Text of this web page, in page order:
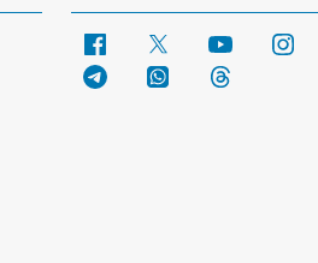
Facebook YouTube
Telegram WhatsApp